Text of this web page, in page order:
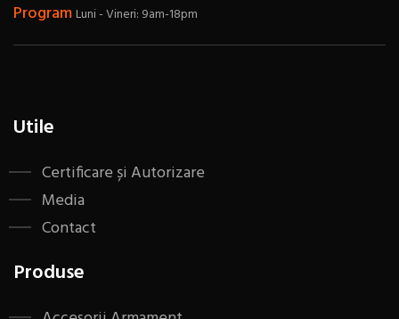
ProgramLuni - Vineri: 9am-18pm
Utile
Certificare și Autorizare
Media
Contact
Produse